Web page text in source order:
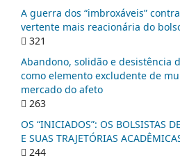
A guerra dos “imbroxáveis”
vertente mais reacionária do
321
Abandono, solidão e desistência
como elemento excludente de
mercado do afeto
263
OS “INICIADOS”: OS BOLSISTAS
E SUAS TRAJETÓRIAS
244